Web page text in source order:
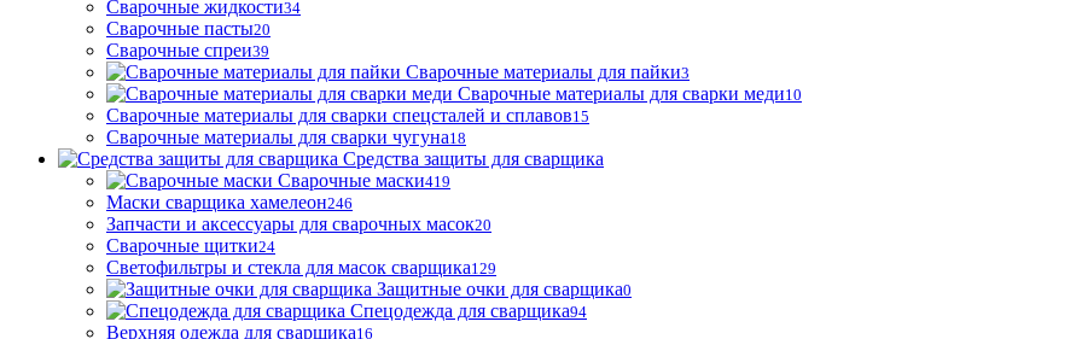
Сварочные жидкости34
Сварочные пасты20
Сварочные спреи39
Сварочные материалы для пайки3
Сварочные материалы для сварки меди10
Сварочные материалы для сварки спецсталей и сплавов15
Сварочные материалы для сварки чугуна18
Средства защиты для сварщика
Сварочные маски419
Маски сварщика хамелеон246
Запчасти и аксессуары для сварочных масок20
Сварочные щитки24
Светофильтры и стекла для масок сварщика129
Защитные очки для сварщика0
Спецодежда для сварщика94
Верхняя одежда для сварщика16